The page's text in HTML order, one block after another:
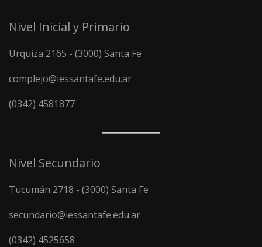
Nivel Inicial y Primario
Urquiza 2165 - (3000) Santa Fe
complejo@iessantafe.edu.ar
(0342) 4581877
Nivel Secundario
Tucumán 2718 - (3000) Santa Fe
secundario@iessantafe.edu.ar
(0342) 4525658